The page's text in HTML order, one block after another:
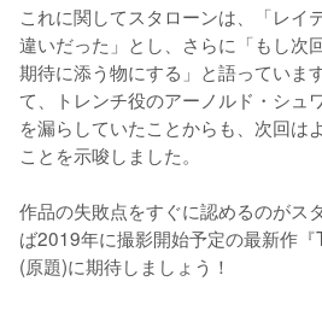
これに関してスタローンは、「レイ
違いだった」とし、さらに「もし次
期待に添う物にする」と語っていま
て、トレンチ役のアーノルド・シュ
を漏らしていたことからも、次回は
ことを示唆しました。
作品の失敗点をすぐに認めるのがス
ば2019年に撮影開始予定の最新作『
(原題)に期待しましょう！